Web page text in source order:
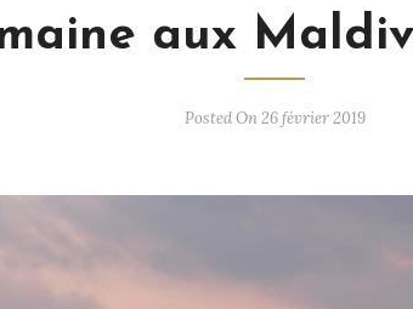
aux
Posted On 26 février 2019